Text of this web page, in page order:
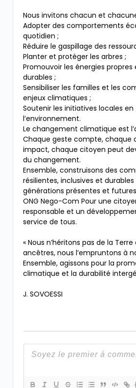
Nous invitons chacun et
Adopter des comportements
quotidien ;
Réduire le gaspillage des
Planter et protéger les arbres ;
Promouvoir les énergies propres
durables ;
Sensibiliser les familles et les
enjeux climatiques ;
Soutenir les initiatives locales
l’environnement.
Le changement climatique est
Chaque geste compte, chaque
impact, chaque citoyen peut
du changement.
Ensemble, construisons des
résilientes, inclusives et durables
générations présentes et
ONG Nego-Com Pour une
responsable et un
service de tous.
« Nous n’héritons pas de la Terre
ancêtres, nous l’empruntons à
Ensemble, agissons pour la
climatique et la durabilité
J. SOVOESSI